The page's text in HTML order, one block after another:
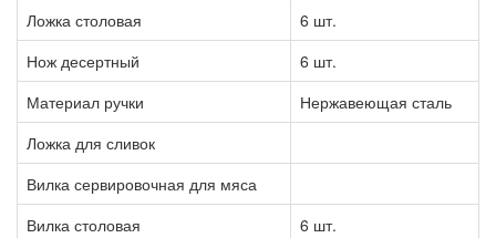
Ложка столовая
6 шт.
Нож десертный
6 шт.
Материал ручки
Нержавеющая сталь
Ложка для сливок
Вилка сервировочная для мяса
Вилка столовая
6 шт.